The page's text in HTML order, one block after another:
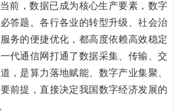
当前，数据已成为核心生产要素，数字
答题。各行各业的转型升级、社会治
务的便捷优化，都高度依赖高效稳定
代通信网打通了数据采集、传输、交
，是算力落地赋能、数字产业集聚、
前提，直接决定我国数字经济发展的